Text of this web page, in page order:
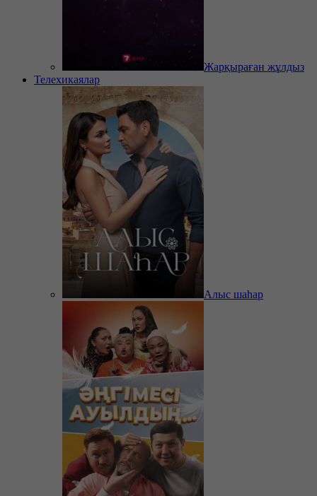
Жарқыраған жұлдыз
Телехикаялар
Алыс шаһар